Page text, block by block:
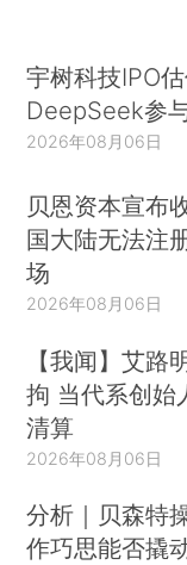
宇树科技IPO
DeepSeek参
2026年08月06日
贝恩资本宣布
国大陆无法注
场
2026年08月06日
【我闻】艾路
拘 当代系创始
清算
2026年08月06日
分析｜贝森特
作巧思能否撬